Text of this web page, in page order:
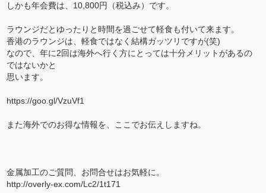
しかも年会費は、10,800円（税込み）です。
ラウンジだとゆったりと時間を過ごせて軽食も付いて来ます。
香港のラウンジは、軽食ではなく結構ガッツリですが(笑)
なので、年に2回は海外へ行く方にとっては十分メリットがあるの
ではないかと
思います。
https://goo.gl/VzuVf1
また海外でのお得な情報を、ここでお伝えしますね。
金属加工のご質問、お問合せはお気軽に。
http://overly-ex.com/Lc2/1t171